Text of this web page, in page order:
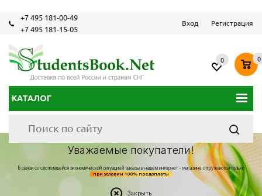
+7 495 181-00-49
+7 495 181-15-05
Вход Регистрация
КАТАЛОГ
0 0
Уважаемые покупатели!
В связи со сложившейся экономической ситуацией заказы в нашем интернет - магазине отгружаются только
при условии 100% предоплаты
Закрыть